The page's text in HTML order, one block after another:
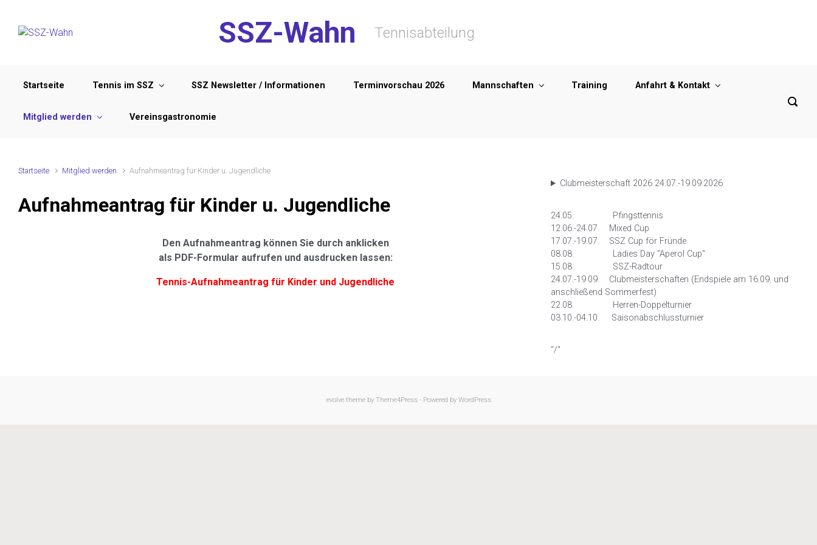
SSZ-Wahn Tennisabteilung
Startseite Tennis im SSZ SSZ Newsletter / Informationen Terminvorschau 2026 Mannschaften Training Anfahrt & Kontakt
Mitglied werden Vereinsgastronomie
Startseite Mitglied werden Aufnahmeantrag für Kinder u. Jugendliche
Aufnahmeantrag für Kinder u. Jugendliche
Den Aufnahmeantrag können Sie durch anklicken
als PDF-Formular aufrufen und ausdrucken lassen:
Tennis-Aufnahmeantrag für Kinder und Jugendliche
Clubmeisterschaft 2026 24.07.-19.09.2026
24.05. Pfingsttennis
12.06.-24.07. Mixed Cup
17.07.-19.07. SSZ Cup för Fründe
08.08. Ladies Day "Aperol Cup"
15.08. SSZ-Radtour
24.07.-19.09. Clubmeisterschaften (Endspiele am 16.09. und
anschließend Sommerfest)
22.08. Herren-Doppelturnier
03.10.-04.10. Saisonabschlussturnier
"/"
evolvetheme by Theme4Press - Powered by WordPress